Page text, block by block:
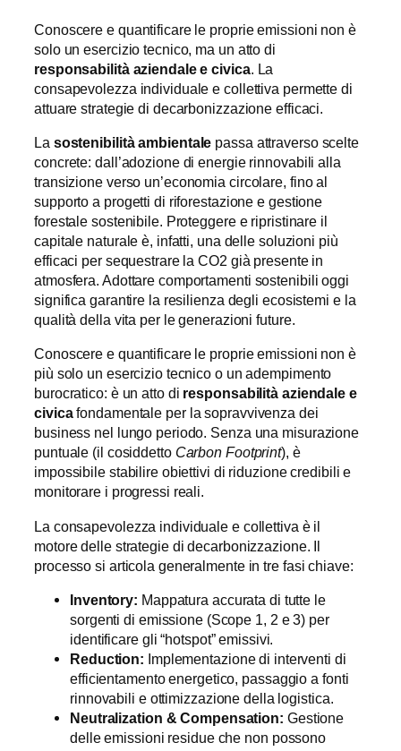
Conoscere e quantificare le proprie emissioni non è
solo un esercizio tecnico, ma un atto di
responsabilità aziendale e civica. La
consapevolezza individuale e collettiva permette di
attuare strategie di decarbonizzazione efficaci.
La sostenibilità ambientale passa attraverso scelte
concrete: dall’adozione di energie rinnovabili alla
transizione verso un’economia circolare, fino al
supporto a progetti di riforestazione e gestione
forestale sostenibile. Proteggere e ripristinare il
capitale naturale è, infatti, una delle soluzioni più
efficaci per sequestrare la CO2 già presente in
atmosfera. Adottare comportamenti sostenibili oggi
significa garantire la resilienza degli ecosistemi e la
qualità della vita per le generazioni future.
Conoscere e quantificare le proprie emissioni non è
più solo un esercizio tecnico o un adempimento
burocratico: è un atto di responsabilità aziendale e
civicafondamentale per la sopravvivenza dei
business nel lungo periodo. Senza una misurazione
puntuale (il cosiddetto Carbon Footprint), è
impossibile stabilire obiettivi di riduzione credibili e
monitorare i progressi reali.
La consapevolezza individuale e collettiva è il
motore delle strategie di decarbonizzazione. Il
processo si articola generalmente in tre fasi chiave:
Inventory: Mappatura accurata di tutte le
sorgenti di emissione (Scope 1, 2 e 3) per
identificare gli “hotspot” emissivi.
Reduction: Implementazione di interventi di
efficientamento energetico, passaggio a fonti
rinnovabili e ottimizzazione della logistica.
Neutralization & Compensation: Gestione
delle emissioni residue che non possono